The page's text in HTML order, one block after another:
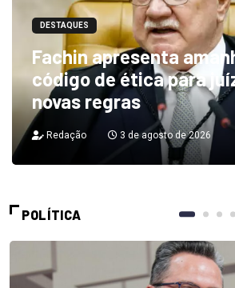
DESTAQUES
Fachin apresenta
código de ética para
novas regras
Redação 3 de agosto de 2026
POLÍTICA